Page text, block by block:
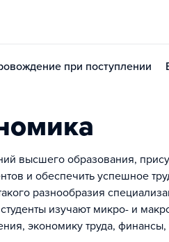
при поступлении
высшего образования,
и обеспечить успешное
разнообразия
изучают микро- и
экономику труда,